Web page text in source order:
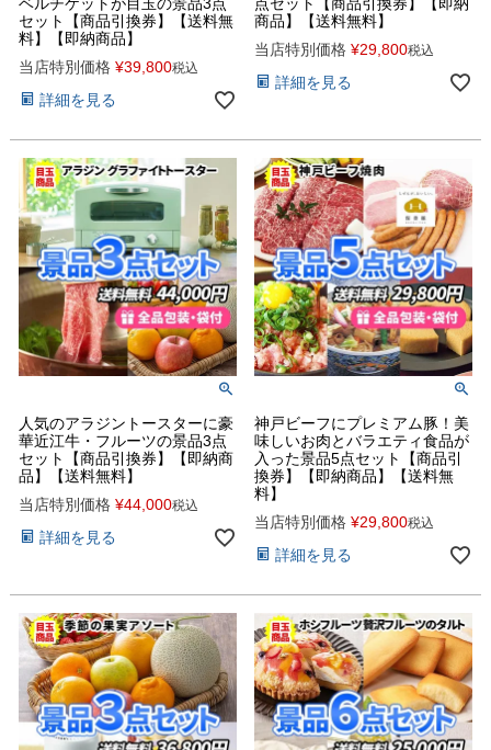
セット【商品引換券】【送料無
料】【即納商品】
当店特別価格 ¥39,800税込
詳細を見る
商品】【送料無料】
当店特別価格 ¥29,800税込
詳細を見る
人気のアラジントースターに豪
華近江牛・フルーツの景品3点
セット【商品引換券】【即納商
品】【送料無料】
当店特別価格 ¥44,000税込
詳細を見る
神戸ビーフにプレミアム豚！美
味しいお肉とバラエティ食品が
入った景品5点セット【商品引
換券】【即納商品】【送料無
料】
当店特別価格 ¥29,800税込
詳細を見る